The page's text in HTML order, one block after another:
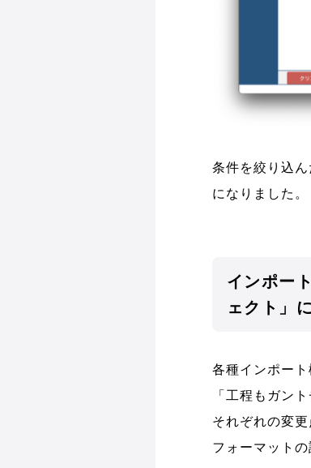
条件を絞り込
になりました。
インポー
ェクト」
各種インポー
「工程もガン
それぞれの変更
フォーマット